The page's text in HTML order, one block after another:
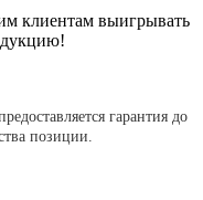
клиентам выигрывать
гарантия до
позиции.